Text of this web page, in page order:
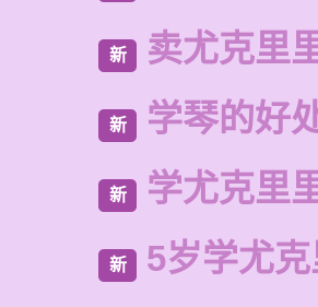
新 卖尤克里
新 学琴的好
新 学尤克里
新 5岁学尤